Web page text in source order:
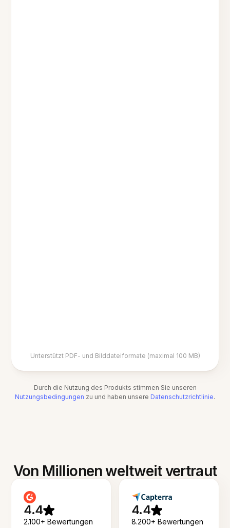
Unterstützt PDF- und Bilddateiformate (maximal 100 MB)
Durch die Nutzung des Produkts stimmen Sie unseren
Nutzungsbedingungen zu und haben unsere Datenschutzrichtlinie.
Von Millionen weltweit vertraut
4.4
2.100+ Bewertungen
4.4
8.200+ Bewertungen